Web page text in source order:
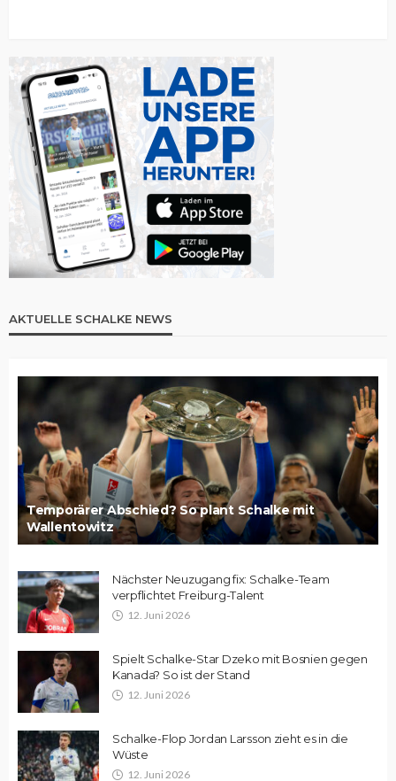
AKTUELLE SCHALKE NEWS
Temporärer Abschied? So plant Schalke mit
Wallentowitz
Nächster Neuzugang fix: Schalke-Team
verpflichtet Freiburg-Talent
12. Juni 2026
Spielt Schalke-Star Dzeko mit Bosnien gegen
Kanada? So ist der Stand
12. Juni 2026
Schalke-Flop Jordan Larsson zieht es in die
Wüste
12. Juni 2026